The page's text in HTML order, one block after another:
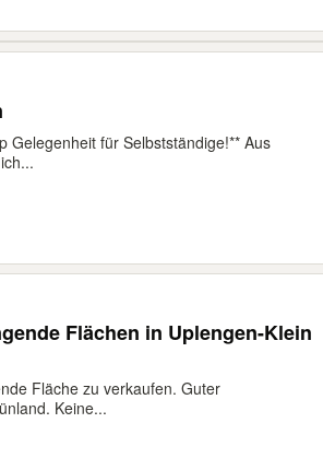
Gelegenheit für Selbstständige!** Aus
Flächen in Uplengen-Klein
Fläche zu verkaufen. Guter
Keine...